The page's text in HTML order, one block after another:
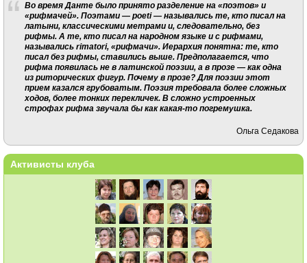
Во время Данте было принято разделение на «поэтов» и
«рифмачей». Поэтами — poeti — назывались те, кто писал на
латыни, классическими метрами и, следовательно, без
рифмы. А те, кто писал на народном языке и с рифмами,
назывались rimatori, «рифмачи». Иерархия понятна: те, кто
писал без рифмы, ставились выше. Предполагается, что
рифма появилась не в латинской поэзии, а в прозе — как одна
из риторических фигур. Почему в прозе? Для поэзии этот
прием казался грубоватым. Поэзия требовала более сложных
ходов, более тонких перекличек. В сложно устроенных
строфах рифма звучала бы как какая-то погремушка.
Ольга Седакова
Активисты клуба